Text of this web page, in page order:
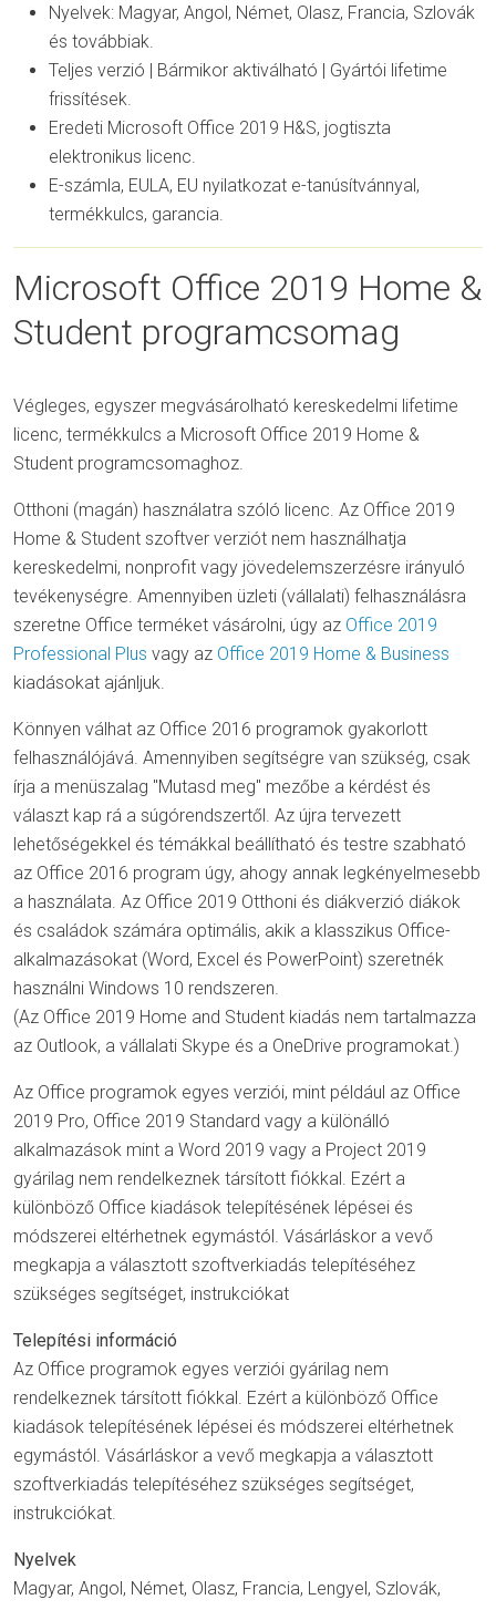
Nyelvek: Magyar, Angol, Német, Olasz, Francia, Szlovák
és továbbiak.
Teljes verzió | Bármikor aktiválható | Gyártói lifetime
frissítések.
Eredeti Microsoft Office 2019 H&S, jogtiszta
elektronikus licenc.
E-számla, EULA, EU nyilatkozat e-tanúsítvánnyal,
termékkulcs, garancia.
Microsoft Office 2019 Home &
Student programcsomag
Végleges, egyszer megvásárolható kereskedelmi lifetime
licenc, termékkulcs a Microsoft Office 2019 Home &
Student programcsomaghoz.
Otthoni (magán) használatra szóló licenc. Az Office 2019
Home & Student szoftver verziót nem használhatja
kereskedelmi, nonprofit vagy jövedelemszerzésre irányuló
tevékenységre. Amennyiben üzleti (vállalati) felhasználásra
szeretne Office terméket vásárolni, úgy az Office 2019
Professional Plus vagy az Office 2019 Home & Business
kiadásokat ajánljuk.
Könnyen válhat az Office 2016 programok gyakorlott
felhasználójává. Amennyiben segítségre van szükség, csak
írja a menüszalag "Mutasd meg" mezőbe a kérdést és
választ kap rá a súgórendszertől. Az újra tervezett
lehetőségekkel és témákkal beállítható és testre szabható
az Office 2016 program úgy, ahogy annak legkényelmesebb
a használata. Az Office 2019 Otthoni és diákverzió diákok
és családok számára optimális, akik a klasszikus Office-
alkalmazásokat (Word, Excel és PowerPoint) szeretnék
használni Windows 10 rendszeren.
(Az Office 2019 Home and Student kiadás nem tartalmazza
az Outlook, a vállalati Skype és a OneDrive programokat.)
Az Office programok egyes verziói, mint például az Office
2019 Pro, Office 2019 Standard vagy a különálló
alkalmazások mint a Word 2019 vagy a Project 2019
gyárilag nem rendelkeznek társított fiókkal. Ezért a
különböző Office kiadások telepítésének lépései és
módszerei eltérhetnek egymástól. Vásárláskor a vevő
megkapja a választott szoftverkiadás telepítéséhez
szükséges segítséget, instrukciókat
Telepítési információ
Az Office programok egyes verziói gyárilag nem
rendelkeznek társított fiókkal. Ezért a különböző Office
kiadások telepítésének lépései és módszerei eltérhetnek
egymástól. Vásárláskor a vevő megkapja a választott
szoftverkiadás telepítéséhez szükséges segítséget,
instrukciókat.
Nyelvek
Magyar, Angol, Német, Olasz, Francia, Lengyel, Szlovák,